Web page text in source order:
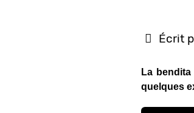
Écrit
La
quelques